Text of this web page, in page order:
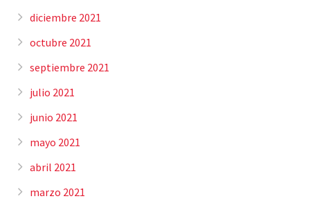
diciembre 2021
octubre 2021
septiembre 2021
julio 2021
junio 2021
mayo 2021
abril 2021
marzo 2021